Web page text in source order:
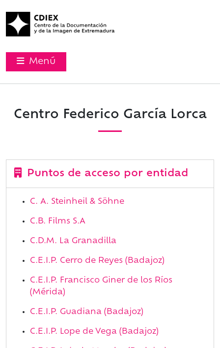
Menú
Centro Federico García Lorca
Puntos de acceso por entidad
C. A. Steinheil & Söhne
C.B. Films S.A
C.D.M. La Granadilla
C.E.I.P. Cerro de Reyes (Badajoz)
C.E.I.P. Francisco Giner de los Ríos
(Mérida)
C.E.I.P. Guadiana (Badajoz)
C.E.I.P. Lope de Vega (Badajoz)